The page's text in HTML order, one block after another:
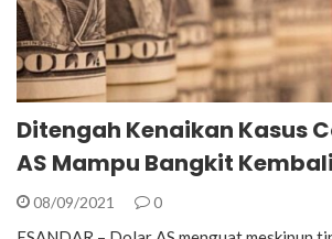
Ditengah Kenaikan Kasus
AS Mampu Bangkit Kembali
08/09/2021 0